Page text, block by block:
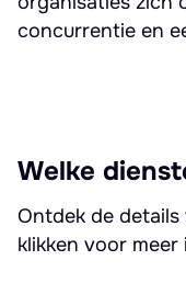
concurrentie en
Welke
Ontdek de
klikken voor